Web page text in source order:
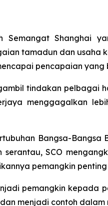
Shanghai
tamadun dan usaha
pencapaian
tindakan pelbagai
menggagalkan
Bangsa-
SCO
pemangkin
pemangkin
menjadi contoh dalam